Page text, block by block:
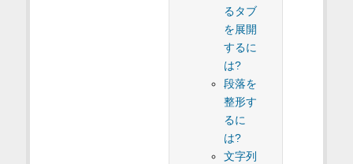
るタブ
を展開
するに
は?
段落を
整形す
るに
は?
文字列